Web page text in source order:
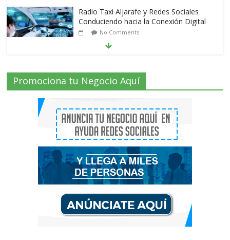
Radio Taxi Aljarafe y Redes Sociales
Conduciendo hacia la Conexión Digital
No Comments
Radio Taxi Aljarafe tel 653404040 el
Servicio Esencial de Movilidad en Aljarafe
2 Comments
Que es el Marketing de criptomonedas o
el Marketing de IEO
No Comments
AVISPEX PLUS FORTE correctamente
para proteger tu entorno
No Comments
Promociona tu Negocio Aquí